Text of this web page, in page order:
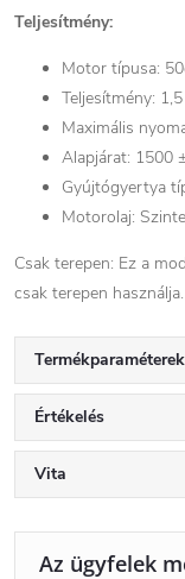
Teljesítmény:
Motor típusa:
Teljesítmény:
Maximális
Alapjárat: 1500
Gyújtógyertya
Motorolaj:
Csak terepen: Ez a
csak terepen használja.
Termékparaméterek
Értékelés
Vita